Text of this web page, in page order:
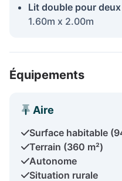
Lit double pour
1.60m x 2.00m
Équipements
Aire
Surface habitable
Terrain (360 m²)
Autonome
Situation rurale